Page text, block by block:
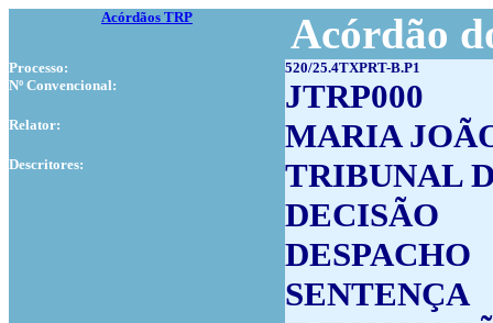
Acórdãos TRP Acórdão
Processo:
520/25.4TXPRT-B.P1
Nº Convencional:
JTRP000
Relator: MARIA
Descritores:
TRIBUNAL
DECISÃO
DESPACHO
SENTENÇA